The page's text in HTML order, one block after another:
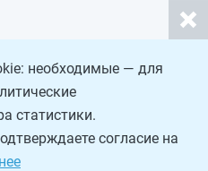
необходимые — для
статистики.
согласие на